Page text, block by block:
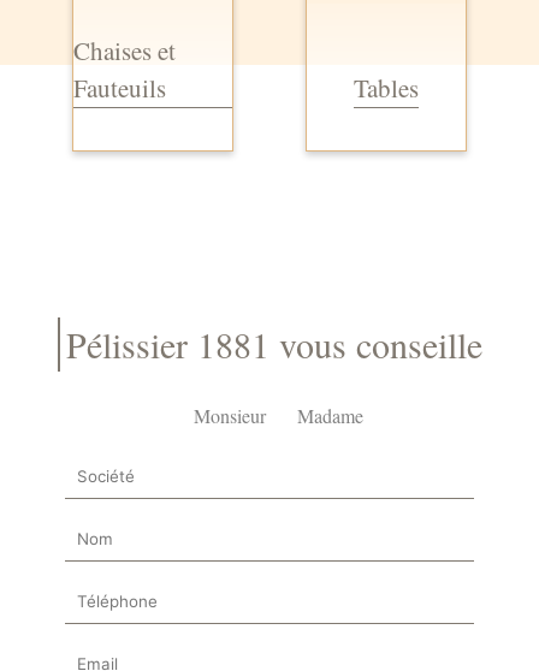
Chaises et
Fauteuils
Tables
Pélissier 1881 vous conseille
Monsieur Madame